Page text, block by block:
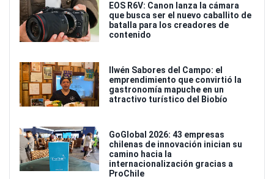
EOS R6V: Canon lanza la cámara
que busca ser el nuevo caballito de
batalla para los creadores de
contenido
Ilwén Sabores del Campo: el
emprendimiento que convirtió la
gastronomía mapuche en un
atractivo turístico del Biobío
GoGlobal 2026: 43 empresas
chilenas de innovación inician su
camino hacia la
internacionalización gracias a
ProChile